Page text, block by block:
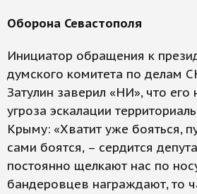
Оборона Севастополя
Инициатор обращения к
думского комитета по делам
Затулин заверил «НИ», что его
угроза эскалации
Крыму: «Хватит уже бояться,
сами боятся, – сердится
постоянно щелкают нас по
бандеровцев награждают, то